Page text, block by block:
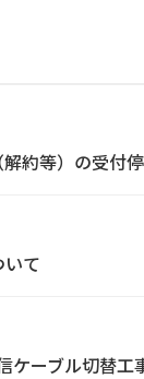
約等）の受付
て
ーブル切替工